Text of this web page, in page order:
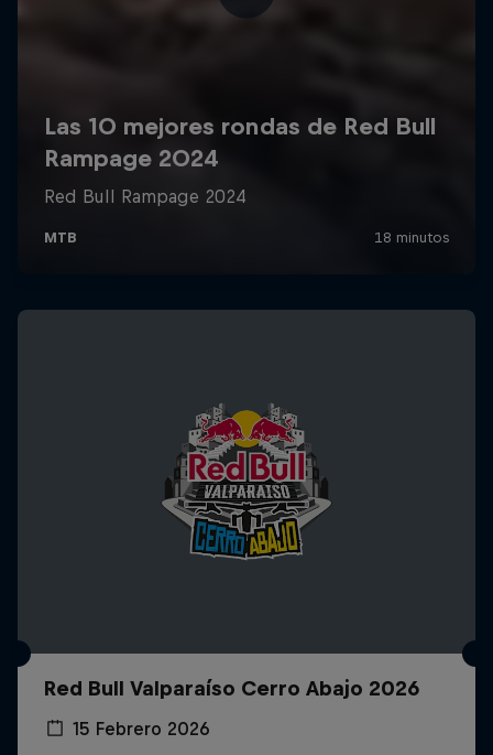
Red Bull Valparaíso Cerro Abajo 2026
15 Febrero 2026